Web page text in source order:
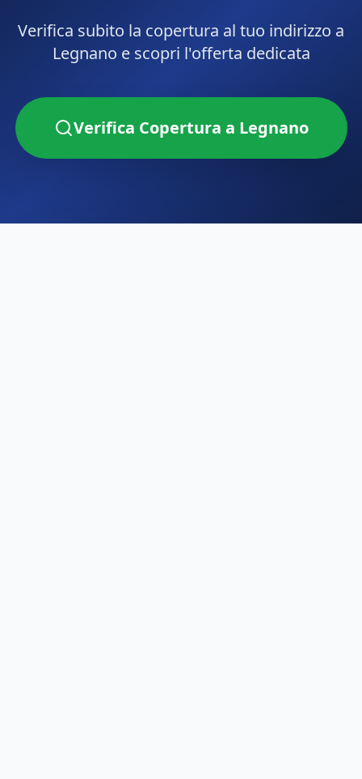
Verifica subito la copertura al tuo indirizzo a
Legnano e scopri l'offerta dedicata
Verifica Copertura a Legnano